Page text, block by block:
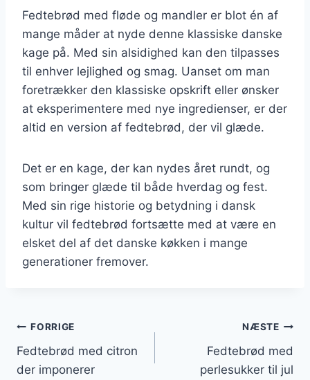
Fedtebrød med fløde og mandler er blot én af
mange måder at nyde denne klassiske danske
kage på. Med sin alsidighed kan den tilpasses
til enhver lejlighed og smag. Uanset om man
foretrækker den klassiske opskrift eller ønsker
at eksperimentere med nye ingredienser, er der
altid en version af fedtebrød, der vil glæde.
Det er en kage, der kan nydes året rundt, og
som bringer glæde til både hverdag og fest.
Med sin rige historie og betydning i dansk
kultur vil fedtebrød fortsætte med at være en
elsket del af det danske køkken i mange
generationer fremover.
Indlægsnavigation
FORRIGE
Fedtebrød med citron
der imponerer
NÆSTE
Fedtebrød med
perlesukker til jul